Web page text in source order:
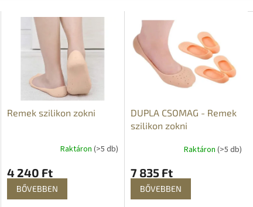
Remek szilikon zokni
Raktáron (>5 db)
4 240 Ft
BŐVEBBEN
DUPLA CSOMAG - Remek
szilikon zokni
Raktáron(>5 db)
7 835 Ft
BŐVEBBEN